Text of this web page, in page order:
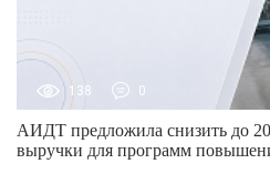
138 0
АИДТ предложила снизить до
выручки для программ